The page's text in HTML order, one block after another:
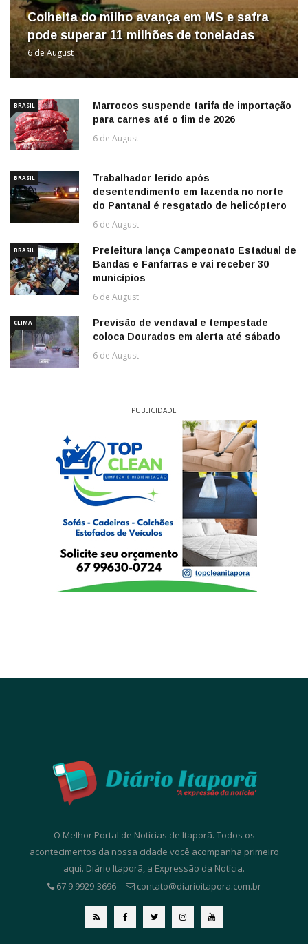
Colheita do milho avança em MS e safra
pode superar 11 milhões de toneladas
6 de August
BRASIL
Marrocos suspende tarifa de importação
para carnes até o fim de 2026
6 de August
BRASIL
Trabalhador ferido após
desentendimento em fazenda no norte
do Pantanal é resgatado de helicóptero
6 de August
BRASIL
Prefeitura lança Campeonato Estadual de
Bandas e Fanfarras e vai receber 30
municípios
6 de August
CLIMA
Previsão de vendaval e tempestade
coloca Dourados em alerta até sábado
6 de August
PUBLICIDADE
O Melhor Portal de Notícias de Itaporã. Todos os
acontecimentos da nossa cidade você acompanha primeiro
aqui. Diário Itaporã, a Expressão da Notícia.
67 9.9929-3696
contato@diarioitapora.com.br